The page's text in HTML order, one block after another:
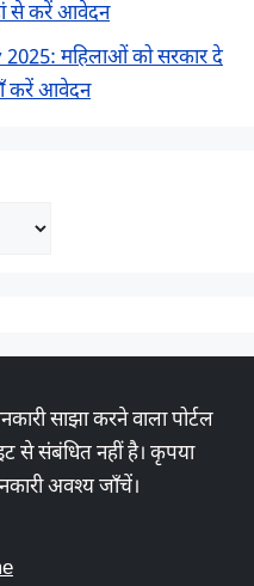
से करें आवेदन
महिलाओं को सरकार दे
करें आवेदन
साझा करने वाला पोर्टल
से संबंधित नहीं है। कृपया
अवश्य जाँचें।